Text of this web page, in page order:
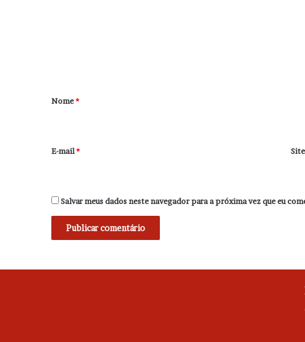
r
*
Nome*
E-mail* Site
Salvar meus dados neste navegador para a próxima vez que eu